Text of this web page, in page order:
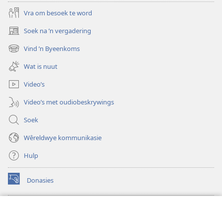
Vra om besoek te word
Soek na ’n vergadering
(maak
nuwe
venster
oop)
Vind ’n Byeenkoms
(maak
nuwe
venster
oop)
Wat is nuut
Video’s
Video’s met oudiobeskrywings
Soek
Wêreldwye kommunikasie
Hulp
Donasies
(maak
nuwe